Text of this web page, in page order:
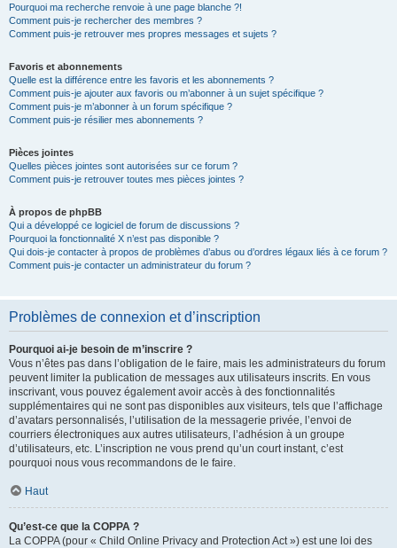
Pourquoi ma recherche renvoie à une page blanche ?!
Comment puis-je rechercher des membres ?
Comment puis-je retrouver mes propres messages et sujets ?
Favoris et abonnements
Quelle est la différence entre les favoris et les abonnements ?
Comment puis-je ajouter aux favoris ou m’abonner à un sujet spécifique ?
Comment puis-je m’abonner à un forum spécifique ?
Comment puis-je résilier mes abonnements ?
Pièces jointes
Quelles pièces jointes sont autorisées sur ce forum ?
Comment puis-je retrouver toutes mes pièces jointes ?
À propos de phpBB
Qui a développé ce logiciel de forum de discussions ?
Pourquoi la fonctionnalité X n’est pas disponible ?
Qui dois-je contacter à propos de problèmes d’abus ou d’ordres légaux liés à ce forum ?
Comment puis-je contacter un administrateur du forum ?
Problèmes de connexion et d’inscription
Pourquoi ai-je besoin de m’inscrire ?
Vous n’êtes pas dans l’obligation de le faire, mais les administrateurs du forum
peuvent limiter la publication de messages aux utilisateurs inscrits. En vous
inscrivant, vous pouvez également avoir accès à des fonctionnalités
supplémentaires qui ne sont pas disponibles aux visiteurs, tels que l’affichage
d’avatars personnalisés, l’utilisation de la messagerie privée, l’envoi de
courriers électroniques aux autres utilisateurs, l’adhésion à un groupe
d’utilisateurs, etc. L’inscription ne vous prend qu’un court instant, c’est
pourquoi nous vous recommandons de le faire.
Haut
Qu’est-ce que la COPPA ?
La COPPA (pour « Child Online Privacy and Protection Act ») est une loi des